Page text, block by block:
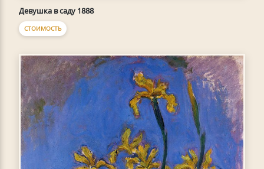
Девушка в саду 1888
СТОИМОСТЬ